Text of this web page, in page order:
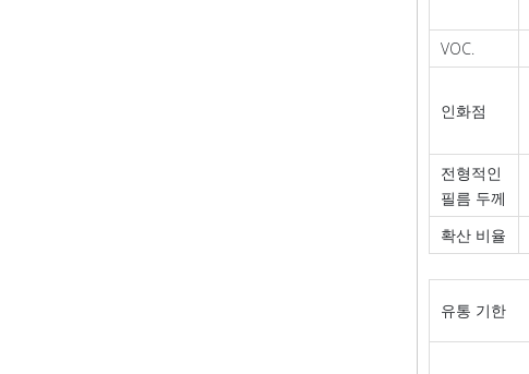
VOC.
인화점
전형적인
필름 두께
확산 비율
유통 기한